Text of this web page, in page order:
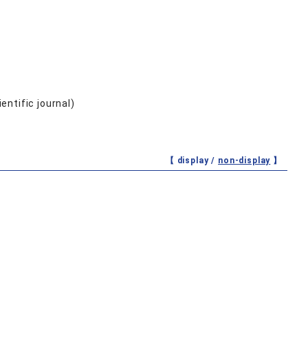
journal)
【 display / non-display 】